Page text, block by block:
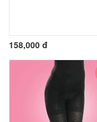
158,000 đ